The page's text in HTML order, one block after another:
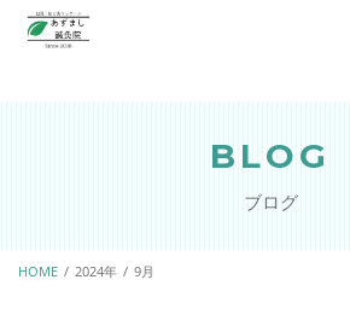
当院について よく
BLOG
ブログ
HOME 2024年 9月